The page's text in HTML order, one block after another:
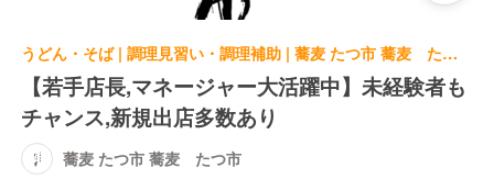
うどん・そば | 調理見習い・調理補助 | 蕎麦 たつ市 蕎麦 たつ市
【若手店長,マネージャー大活躍中】未経験者も
チャンス,新規出店多数あり
蕎麦 たつ市 蕎麦 たつ市